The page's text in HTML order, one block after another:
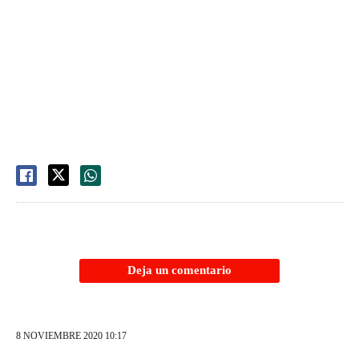
Deja un comentario
8 NOVIEMBRE 2020 10:17